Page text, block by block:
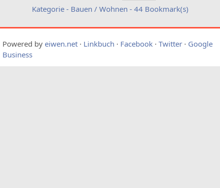
Kategorie - Bauen / Wohnen - 44 Bookmark(s)
Powered by eiwen.net · Linkbuch · Facebook · Twitter · Google
Business